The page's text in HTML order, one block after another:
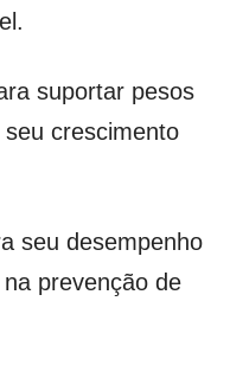
suportar pesos
crescimento
seu desempenho
prevenção de